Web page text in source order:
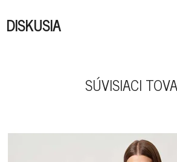
DISKUSIA
SÚVISIACI